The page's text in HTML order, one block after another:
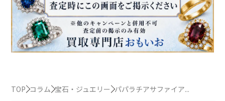
TOP コラム 宝石・ジュエリー パパラチアサファイア...